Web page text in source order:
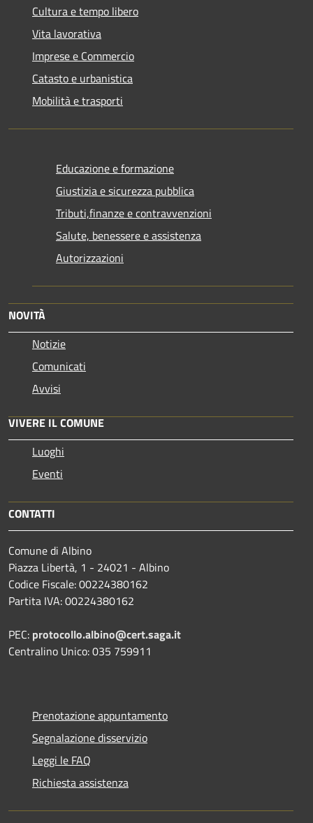
Cultura e tempo libero
Vita lavorativa
Imprese e Commercio
Catasto e urbanistica
Mobilità e trasporti
Educazione e formazione
Giustizia e sicurezza pubblica
Tributi,finanze e contravvenzioni
Salute, benessere e assistenza
Autorizzazioni
NOVITÀ
Notizie
Comunicati
Avvisi
VIVERE IL COMUNE
Luoghi
Eventi
CONTATTI
Comune di Albino
Piazza Libertà, 1 - 24021 - Albino
Codice Fiscale: 00224380162
Partita IVA: 00224380162
PEC: protocollo.albino@cert.saga.it
Centralino Unico: 035 759911
Prenotazione appuntamento
Segnalazione disservizio
Leggi le FAQ
Richiesta assistenza